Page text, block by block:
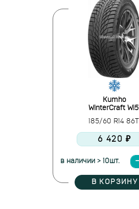
Kumho
WinterCraft Wi51
185/60 R14 86T
6 420 ₽
в наличии > 10шт.
В КОРЗИНУ